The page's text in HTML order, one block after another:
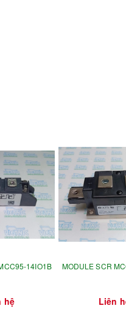
14IO1B
hệ
MODULE SCR
Liên